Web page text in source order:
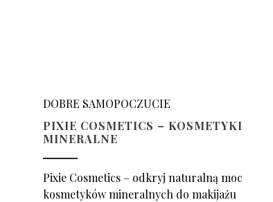
DOBRE SAMOPOCZUCIE
PIXIE COSMETICS – KOSMETYKI
MINERALNE
Pixie Cosmetics – odkryj naturalną moc
kosmetyków mineralnych do makijażu